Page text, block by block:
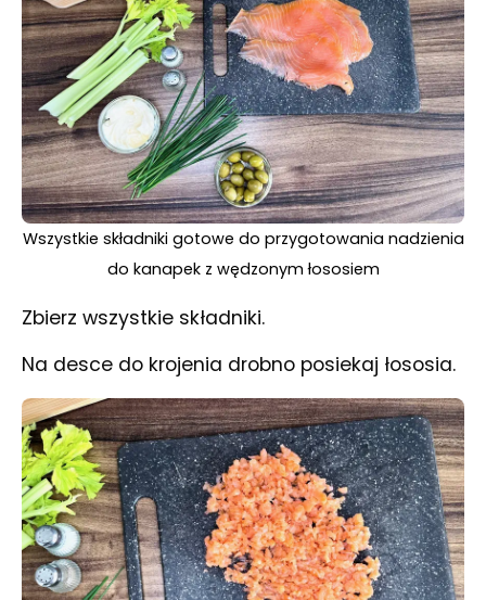
Wszystkie składniki gotowe do przygotowania nadzienia
do kanapek z wędzonym łososiem
Zbierz wszystkie składniki.
Na desce do krojenia drobno posiekaj łososia.